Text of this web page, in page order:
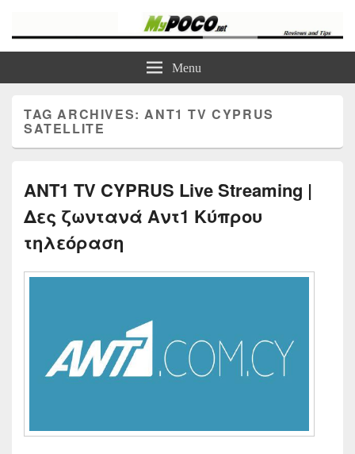
Τα καλύτερα Reviews , Συγκρίσεις , VPN , Webhosting
Menu
TAG ARCHIVES:ANT1 TV CYPRUS
SATELLITE
ANT1 TV CYPRUS Live Streaming |
Δες ζωντανά Αντ1 Κύπρου
τηλεόραση